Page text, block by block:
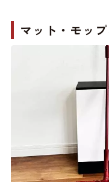
マット・モッ